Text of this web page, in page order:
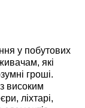
у побутових
які
гроші.
високим
ліхтарі,